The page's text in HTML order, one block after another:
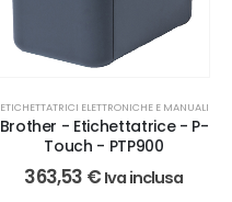
ETICHETTATRICI ELETTRONICHE E MANUALI
Brother - Etichettatrice - P-
Touch - PTP900
363,53 € Iva inclusa